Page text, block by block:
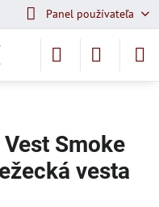
Panel používateľa
Vest Smoke
vesta